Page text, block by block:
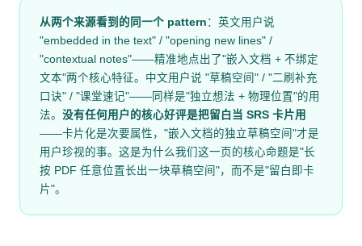
从两个来源看到的同一个 pattern ：英文用户说
"embedded in the text" / "opening new lines" /
"contextual notes"——精准地点出了"嵌入文档 + 不绑定
文本"两个核心特征。中文用户说 "草稿空间" / "二刷补充
口诀" / "课堂速记"——同样是"独立想法 + 物理位置"的用
法。 没有任何用户的核心好评是把留白当 SRS 卡片用
——卡片化是次要属性，"嵌入文档的独立草稿空间"才是
用户珍视的事。这是为什么我们这一页的核心命题是"长
按 PDF 任意位置长出一块草稿空间"，而不是"留白即卡
片"。